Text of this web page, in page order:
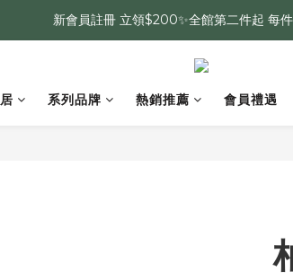
新會員註冊 立領$200✨全館第二件起 每
系列品牌 熱銷推薦 會員禮遇